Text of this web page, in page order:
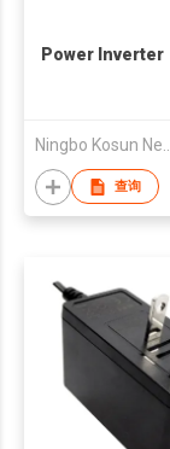
Power Inverter
查询